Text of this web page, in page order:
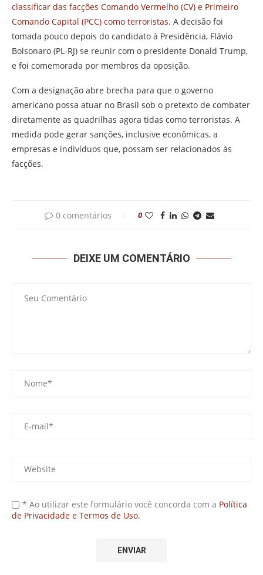
classificar das facções Comando Vermelho (CV) e Primeiro
Comando Capital (PCC) como terroristas. A decisão foi
tomada pouco depois do candidato à Presidência, Flávio
Bolsonaro (PL-RJ) se reunir com o presidente Donald Trump,
e foi comemorada por membros da oposição.
Com a designação abre brecha para que o governo
americano possa atuar no Brasil sob o pretexto de combater
diretamente as quadrilhas agora tidas como terroristas. A
medida pode gerar sanções, inclusive econômicas, a
empresas e indivíduos que, possam ser relacionados às
facções.
0 comentários 0
DEIXE UM COMENTÁRIO
* Ao utilizar este formulário você concorda com a Política
de Privacidade e Termos de Uso.